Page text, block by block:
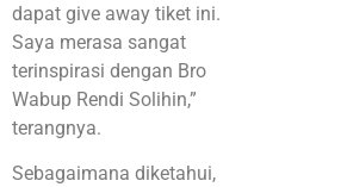
dapat give away tiket ini.
Saya merasa sangat
terinspirasi dengan Bro
Wabup Rendi Solihin,”
terangnya.
Sebagaimana diketahui,